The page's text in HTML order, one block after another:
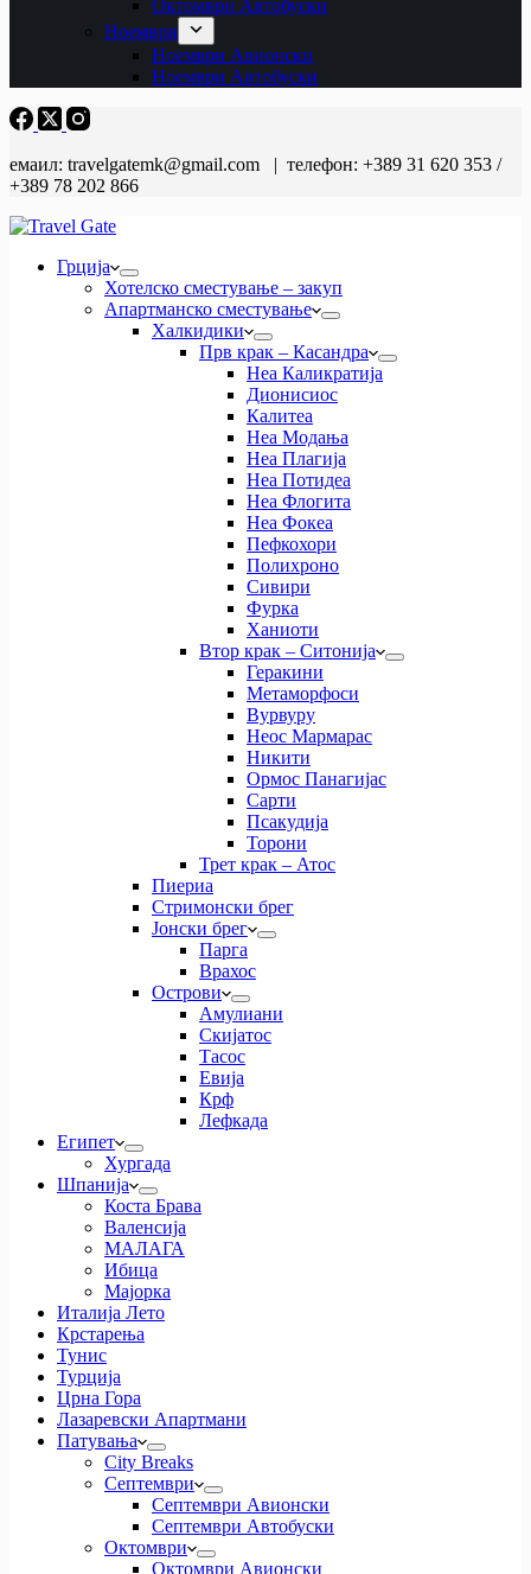
Октомври Автобуски
Ноември
Ноември Авионски
Ноември Автобуски
емаил: travelgatemk@gmail.com | телефон: +389 31 620 353 /
+389 78 202 866
Грција
Хотелско сместување – закуп
Апартманско сместување
Халкидики
Прв крак – Касандра
Неа Каликратија
Дионисиос
Калитеа
Неа Модања
Неа Плагија
Неа Потидеа
Неа Флогита
Неа Фокеа
Пефкохори
Полихроно
Сивири
Фурка
Ханиоти
Втор крак – Ситонија
Геракини
Метаморфоси
Вурвуру
Неос Мармарас
Никити
Ормос Панагијас
Сарти
Псакудија
Торони
Трет крак – Атос
Пиериа
Стримонски брег
Јонски брег
Парга
Врахос
Острови
Амулиани
Скијатос
Тасос
Евија
Крф
Лефкада
Египет
Хургада
Шпанија
Коста Брава
Валенсија
МАЛАГА
Ибица
Мајорка
Италија Лето
Крстарења
Тунис
Турција
Црна Гора
Лазаревски Апартмани
Патувања
City Breaks
Септември
Септември Авионски
Септември Автобуски
Октомври
Октомври Авионски